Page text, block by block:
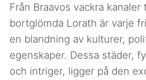
Från Braavos vackra
bortglömda Lorath är varje
en blandning av kulturer,
egenskaper. Dessa städer,
och intriger, ligger på den